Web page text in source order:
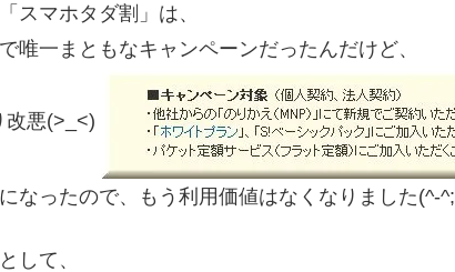
スマホタダ割」は、
唯一まともなキャンペーンだったんだけど、
改悪(>_<)
なったので、もう利用価値はなくなりました(^-^;
して、